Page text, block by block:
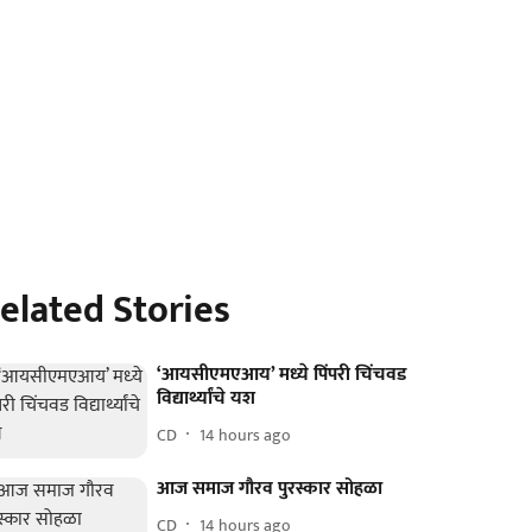
Stories
‘आयसीएमएआय’ मध्‍ये पिंपरी चिंचवड
विद्यार्थ्यांचे यश
CD 14 hours ago
आज समाज गौरव पुरस्कार सोहळा
CD 14 hours ago